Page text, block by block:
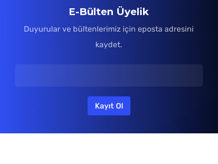
E-Bülten Üyelik
Duyurular ve bültenlerimiz için eposta adresini
kaydet.